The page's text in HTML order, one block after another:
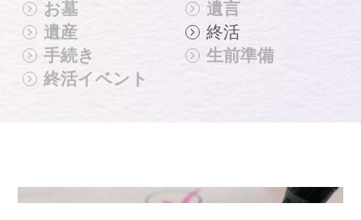
お墓
遺言
遺産
終活
手続き
生前準備
終活イベント